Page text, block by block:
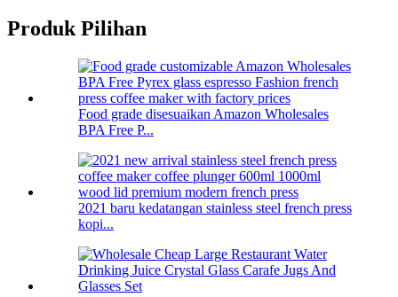
Produk Pilihan
Food grade disesuaikan Amazon Wholesales
BPA Free P...
2021 baru kedatangan stainless steel french press
kopi...